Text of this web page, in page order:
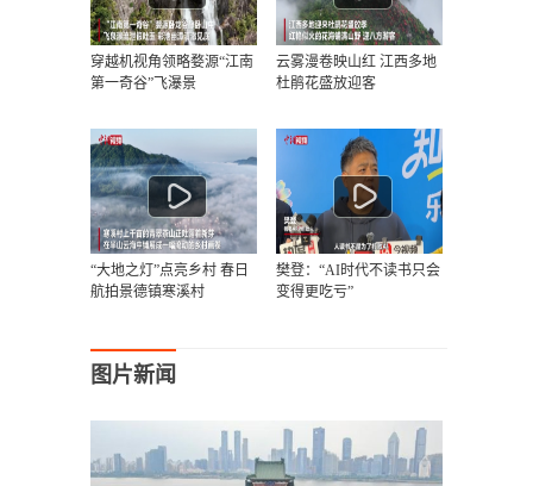
穿越机视角领略婺源“江南
第一奇谷”飞瀑景
云雾漫卷映山红 江西多地
杜鹃花盛放迎客
“大地之灯”点亮乡村 春日
航拍景德镇寒溪村
樊登：“AI时代不读书只会
变得更吃亏”
图片新闻